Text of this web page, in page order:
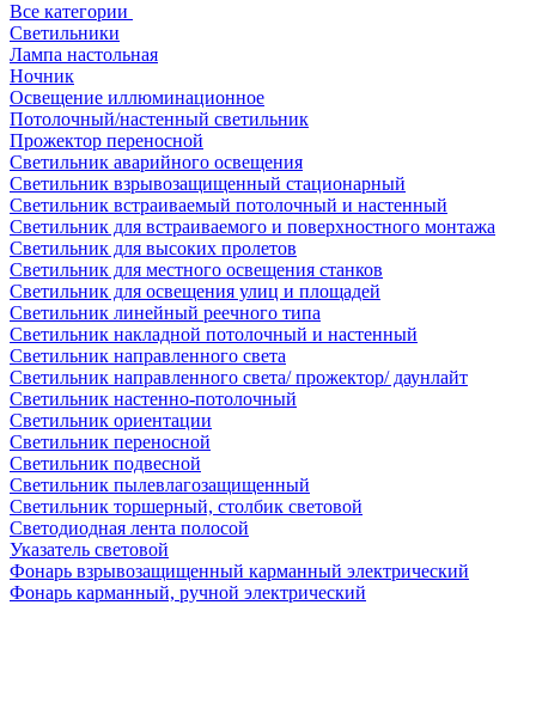
Все категории
Светильники
Лампа настольная
Ночник
Освещение иллюминационное
Потолочный/настенный светильник
Прожектор переносной
Светильник аварийного освещения
Светильник взрывозащищенный стационарный
Светильник встраиваемый потолочный и настенный
Светильник для встраиваемого и поверхностного монтажа
Светильник для высоких пролетов
Светильник для местного освещения станков
Светильник для освещения улиц и площадей
Светильник линейный реечного типа
Светильник накладной потолочный и настенный
Светильник направленного света
Светильник направленного света/ прожектор/ даунлайт
Светильник настенно-потолочный
Светильник ориентации
Светильник переносной
Светильник подвесной
Светильник пылевлагозащищенный
Светильник торшерный, столбик световой
Светодиодная лента полосой
Указатель световой
Фонарь взрывозащищенный карманный электрический
Фонарь карманный, ручной электрический